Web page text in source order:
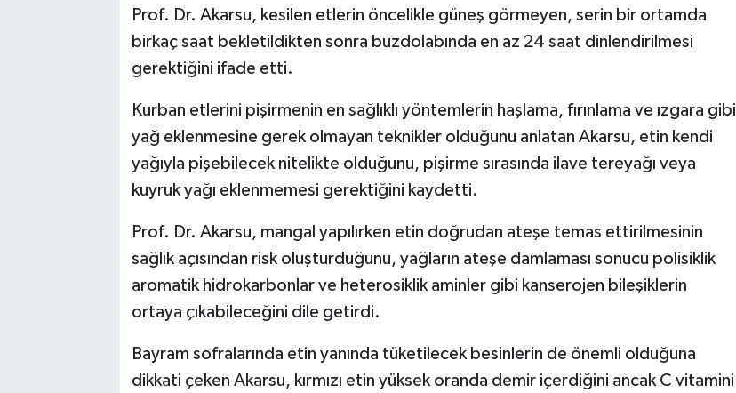
Prof. Dr. Akarsu, kesilen etlerin öncelikle güneş görmeyen, serin bir ortamda
birkaç saat bekletildikten sonra buzdolabında en az 24 saat dinlendirilmesi
gerektiğini ifade etti.
Kurban etlerini pişirmenin en sağlıklı yöntemlerin haşlama, fırınlama ve ızgara gibi
yağ eklenmesine gerek olmayan teknikler olduğunu anlatan Akarsu, etin kendi
yağıyla pişebilecek nitelikte olduğunu, pişirme sırasında ilave tereyağı veya
kuyruk yağı eklenmemesi gerektiğini kaydetti.
Prof. Dr. Akarsu, mangal yapılırken etin doğrudan ateşe temas ettirilmesinin
sağlık açısından risk oluşturduğunu, yağların ateşe damlaması sonucu polisiklik
aromatik hidrokarbonlar ve heterosiklik aminler gibi kanserojen bileşiklerin
ortaya çıkabileceğini dile getirdi.
Bayram sofralarında etin yanında tüketilecek besinlerin de önemli olduğuna
dikkati çeken Akarsu, kırmızı etin yüksek oranda demir içerdiğini ancak C vitamini